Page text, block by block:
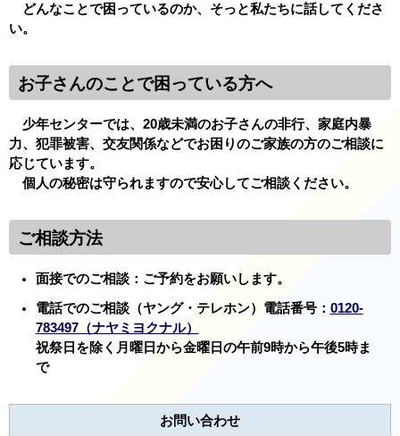
どんなことで困っているのか、そっと私たちに話してくださ
い。
お子さんのことで困っている方へ
少年センターでは、20歳未満のお子さんの非行、家庭内暴
力、犯罪被害、交友関係などでお困りのご家族の方のご相談に
応じています。
個人の秘密は守られますので安心してご相談ください。
ご相談方法
面接でのご相談：ご予約をお願いします。
電話でのご相談（ヤング・テレホン）電話番号： 0120-
783497（ナヤミヨクナル）
祝祭日を除く月曜日から金曜日の午前9時から午後5時ま
で
お問い合わせ